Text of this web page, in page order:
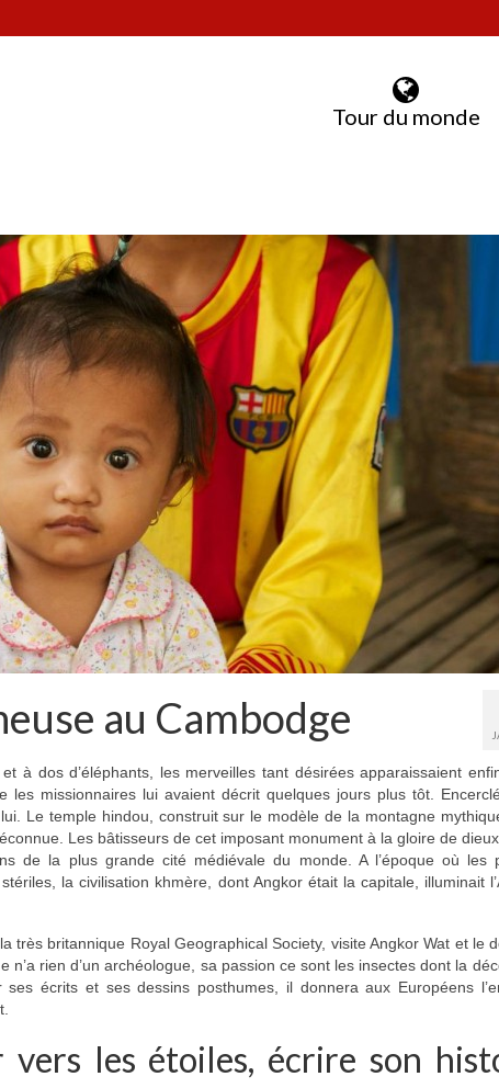
Tour du monde
au Cambodge
à dos d’éléphants, les merveilles tant désirées apparaissaient
les missionnaires lui avaient décrit quelques jours plus tôt.
Le temple hindou, construit sur le modèle de la montagne
Les bâtisseurs de cet imposant monument à la gloire de
de la plus grande cité médiévale du monde. A l’époque où les
la civilisation khmère, dont Angkor était la capitale, illuminait
très britannique Royal Geographical Society, visite Angkor Wat et le
n’a rien d’un archéologue, sa passion ce sont les insectes dont la
écrits et ses dessins posthumes, il donnera aux Européens
vers les étoiles, écrire son